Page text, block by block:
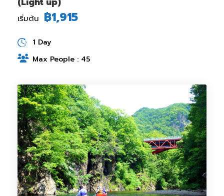
เริ่มต้น ฿1,915
1 Day
Max People : 45